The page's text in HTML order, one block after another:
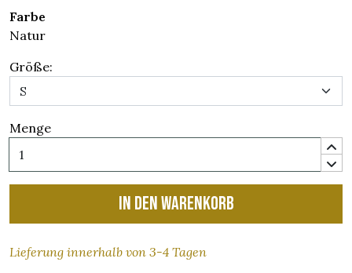
Farbe
Natur
Größe:
Menge
In den Warenkorb
Lieferung innerhalb von 3-4 Tagen